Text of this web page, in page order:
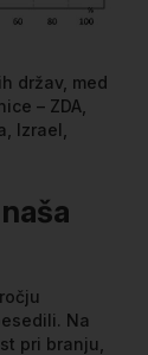
držav, med
– ZDA,
Izrael,
Na
pri branju,